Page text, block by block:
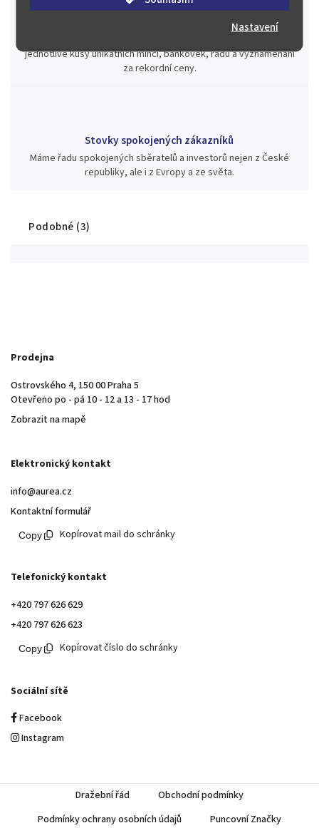
Nastavení
Jsme zde pro Vás nepřetržitě již od roku 2000
jednotlivé kusy unikátních mincí, bankovek, řádů a vyznamenání
za rekordní ceny.
Stovky spokojených zákazníků
Máme řadu spokojených sběratelů a investorů nejen z České
republiky, ale i z Evropy a ze světa.
Podobné (3)
Prodejna
Ostrovského 4, 150 00 Praha 5
Otevřeno po - pá 10 - 12 a 13 - 17 hod
Zobrazit na mapě
Elektronický kontakt
info@aurea.cz
Kontaktní formulář
Kopírovat mail do schránky
Telefonický kontakt
+420 797 626 629
+420 797 626 623
Kopírovat číslo do schránky
Sociální sítě
Facebook
Instagram
Dražební řád
Obchodní podmínky
Podmínky ochrany osobních údajů
Puncovní Značky